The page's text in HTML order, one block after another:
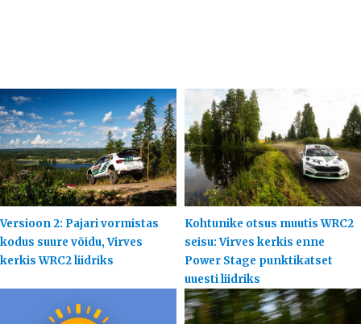
Versioon 2: Pajari vormistas
kodus suure võidu, Virves
kerkis WRC2 liidriks
Kohtunike otsus muutis WRC2
seisu: Virves kerkis enne
Power Stage punktikatset
uuesti liidriks